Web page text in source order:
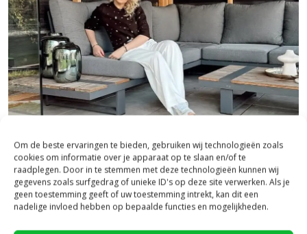
Om de beste ervaringen te bieden, gebruiken wij technologieën zoals
cookies om informatie over je apparaat op te slaan en/of te
raadplegen. Door in te stemmen met deze technologieën kunnen wij
gegevens zoals surfgedrag of unieke ID's op deze site verwerken. Als je
geen toestemming geeft of uw toestemming intrekt, kan dit een
nadelige invloed hebben op bepaalde functies en mogelijkheden.
Bezoek onze vestiging in Heerde,
inspiratie binnen én buiten!